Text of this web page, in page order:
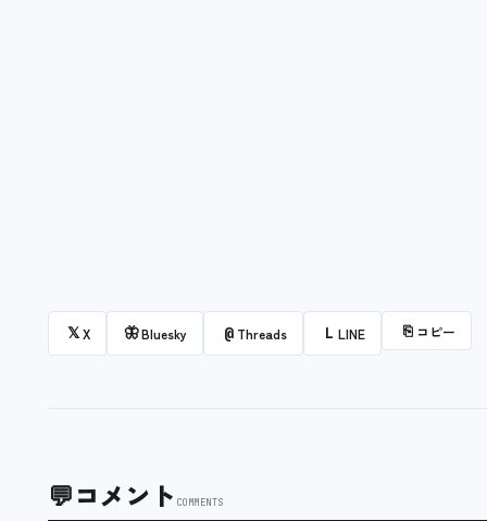
𝕏X 🦋Bluesky @ Threads L LINE ⎘ コピー
💬コメント COMMENTS